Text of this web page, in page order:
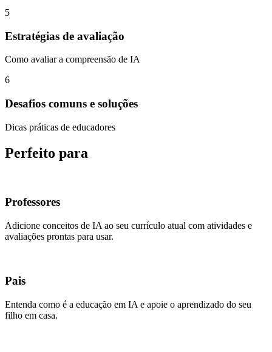
5
Estratégias de avaliação
Como avaliar a compreensão de IA
6
Desafios comuns e soluções
Dicas práticas de educadores
Perfeito para
Professores
Adicione conceitos de IA ao seu currículo atual com atividades e
avaliações prontas para usar.
Pais
Entenda como é a educação em IA e apoie o aprendizado do seu
filho em casa.